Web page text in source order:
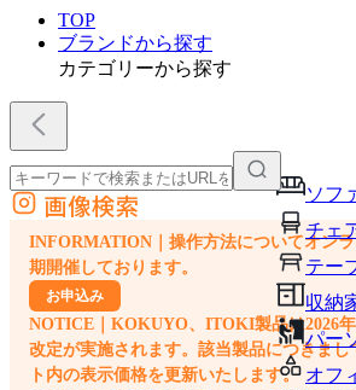
TOP
ブランドから探す
カテゴリーから探す
ソフ
チェ
テー
収納
パー
オフ
外部サイトの商品をカートに追加
他のサイトで見つけた商品ページのURLを貼り付けて、カートに追
画像検索
INFORMATION｜操作方法についてオン
期開催しております。
お申込み
NOTICE｜KOKUYO、ITOKI製品は2026
改定が実施されます。該当製品につきまし
ト内の表示価格を更新いたします。